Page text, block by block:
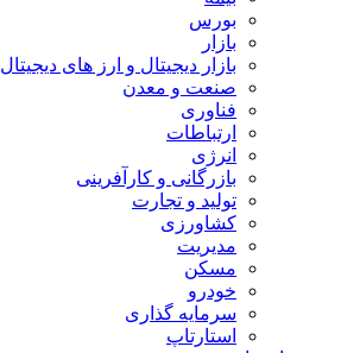
بورس
بازار
بازار دیجیتال و ارز های دیجیتال
صنعت و معدن
فناوری
ارتباطات
انرژی
بازرگانی و کارآفرینی
تولید و تجارت
کشاورزی
مدیریت
مسکن
خودرو
سرمایه گذاری
استارتاپ